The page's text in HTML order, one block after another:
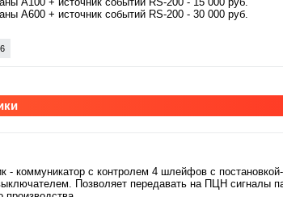
А600 + источник событий RS-200 - 30 000 руб.
- коммуникатор с контролем 4 шлейфов с
Позволяет передавать на ПЦН сигналы